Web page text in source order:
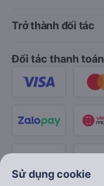
Trở thành đối tác
Đối tác thanh toán
Sử dụng cookie